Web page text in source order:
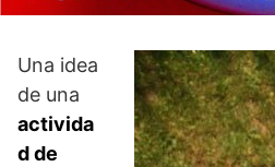
Una idea
de una
activida
d de